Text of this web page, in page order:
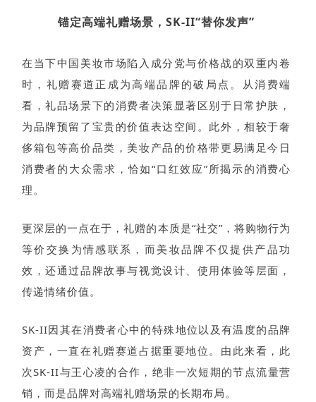
锚定高端礼赠场景，SK-II“替你发声”
在当下中国美妆市场陷入成分党与价格战的双重内卷
时，礼赠赛道正成为高端品牌的破局点。从消费端
看，礼品场景下的消费者决策显著区别于日常护肤，
为品牌预留了宝贵的价值表达空间。此外，相较于奢
侈箱包等高价品类，美妆产品的价格带更易满足今日
消费者的大众需求，恰如“口红效应”所揭示的消费心
理。
更深层的一点在于，礼赠的本质是“社交”，将购物行为
等价交换为情感联系，而美妆品牌不仅提供产品功
效，还通过品牌故事与视觉设计、使用体验等层面，
传递情绪价值。
SK-II因其在消费者心中的特殊地位以及有温度的品牌
资产，一直在礼赠赛道占据重要地位。由此来看，此
次SK-II与王心凌的合作，绝非一次短期的节点流量营
销，而是品牌对高端礼赠场景的长期布局。